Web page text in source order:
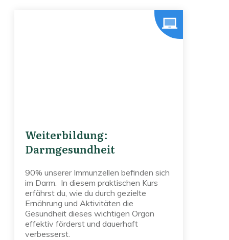
Weiterbildung:
Darmgesundheit
90% unserer Immunzellen befinden sich
im Darm. In diesem praktischen Kurs
erfährst du, wie du durch gezielte
Ernährung und Aktivitäten die
Gesundheit dieses wichtigen Organ
effektiv förderst und dauerhaft
verbesserst.